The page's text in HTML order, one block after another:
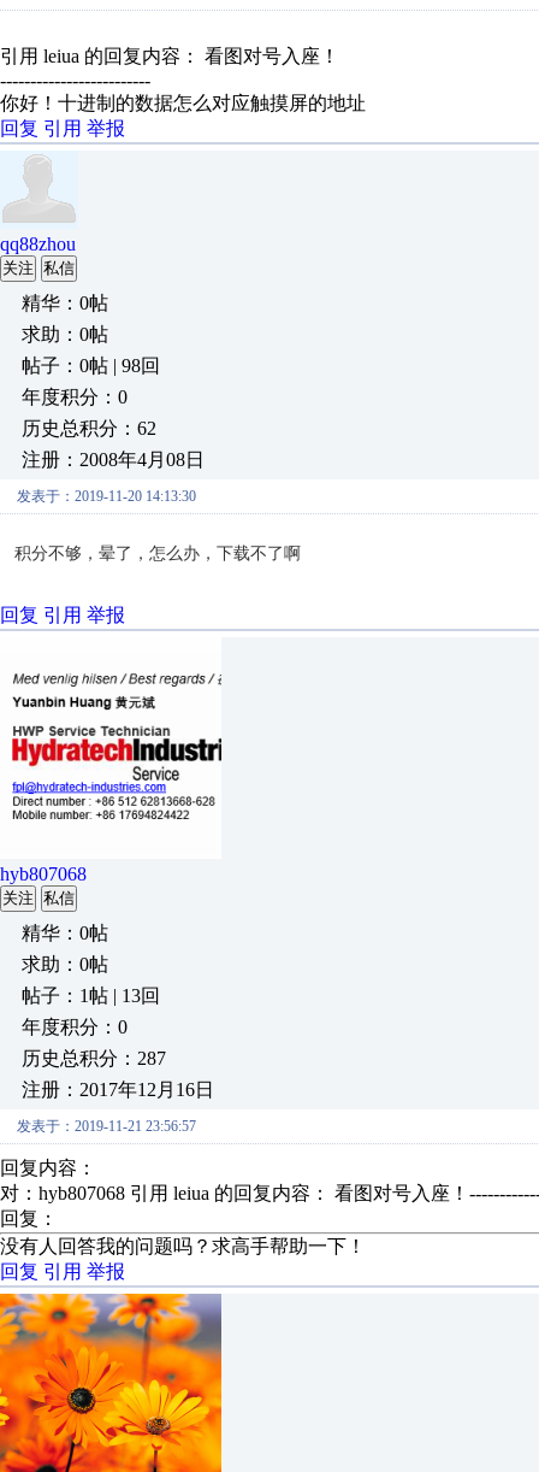
引用 leiua 的回复内容： 看图对号入座！
-------------------------
你好！十进制的数据怎么对应触摸屏的地址
回复 引用 举报
qq88zhou
关注 私信
精华：0帖
求助：0帖
帖子：0帖 | 98回
年度积分：0
历史总积分：62
注册：2008年4月08日
发表于：2019-11-20 14:13:30
积分不够，晕了，怎么办，下载不了啊
回复 引用 举报
hyb807068
关注 私信
精华：0帖
求助：0帖
帖子：1帖 | 13回
年度积分：0
历史总积分：287
注册：2017年12月16日
发表于：2019-11-21 23:56:57
回复内容：
对：hyb807068 引用 leiua 的回复内容： 看图对号入座！
回复：
没有人回答我的问题吗？求高手帮助一下！
回复 引用 举报